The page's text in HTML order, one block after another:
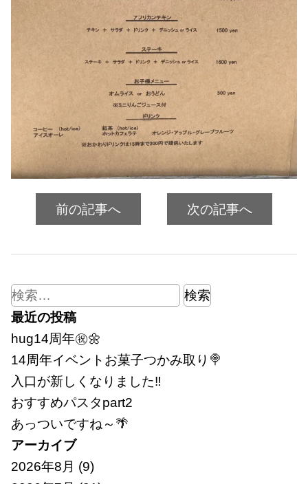
前の記事へ 次の記事へ
検
索:
最近の投稿
hug14周年㊗🌼
14周年イベントお菓子つかみ取り🍭
入口が新しくなりました‼
おすすめパスタpart2
あっついですね～🌴
アーカイブ
2026年8月 (9)